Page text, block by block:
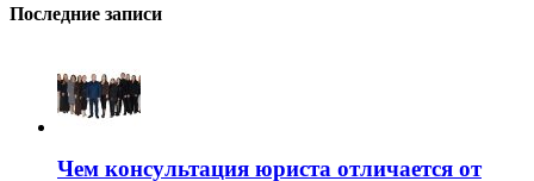
Последние записи
Чем консультация юриста отличается от